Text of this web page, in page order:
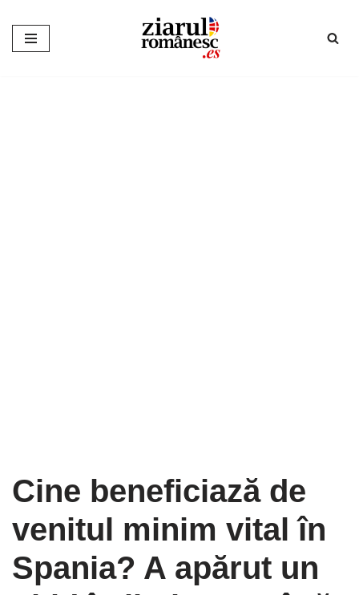
Sari
Cine beneficiază de
venitul minim vital în
Spania? A apărut un